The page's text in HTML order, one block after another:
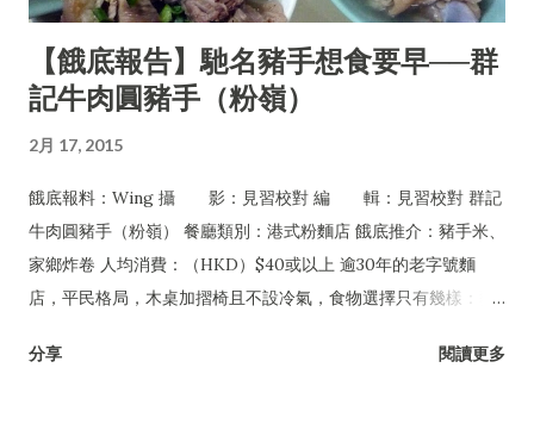
【餓底報告】馳名豬手想食要早──群
記牛肉圓豬手（粉嶺）
2月 17, 2015
餓底報料：Wing 攝 影：見習校對 編 輯：見習校對 群記
牛肉圓豬手（粉嶺） 餐廳類別：港式粉麵店 餓底推介：豬手米、
家鄉炸卷 人均消費：（HKD）$40或以上 逾30年的老字號麵
店，平民格局，木桌加摺椅且不設冷氣，食物選擇只有幾樣：豬
家鄉炸卷。但無論一年四季皆經常爆場，甚至吸引許多名人紅星
分享 閱讀更多